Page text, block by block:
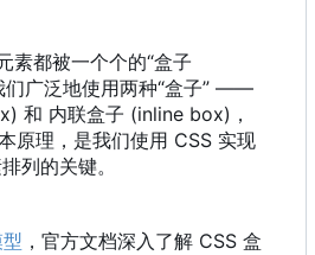
素都被一个个的“盒子
们广泛地使用两种“盒子” ——
和 内联盒子 (inline box)，
原理，是我们使用 CSS 实现
列的关键。
，官方文档深入了解 CSS 盒